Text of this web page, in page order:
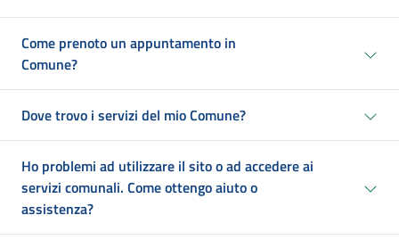
Come prenoto un appuntamento in
Comune?
Dove trovo i servizi del mio Comune?
Ho problemi ad utilizzare il sito o ad accedere ai
servizi comunali. Come ottengo aiuto o
assistenza?